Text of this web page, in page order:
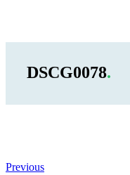
DSCG0078.
Previous